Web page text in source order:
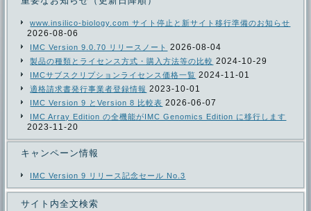
www.insilico-biology.com サイト停止と新サイト移行準備のお知らせ
2026-08-06
IMC Version 9.0.70 リリースノート 2026-08-04
製品の種類とライセンス方式・購入方法等の比較 2024-10-29
IMCサブスクリプションライセンス価格一覧 2024-11-01
適格請求書発行事業者登録情報 2023-10-01
IMC Version 9 とVersion 8 比較表 2026-06-07
IMC Array Edition の全機能がIMC Genomics Edition に移行します
2023-11-20
キャンペーン情報
IMC Version 9 リリース記念セール No.3
サイト内全文検索